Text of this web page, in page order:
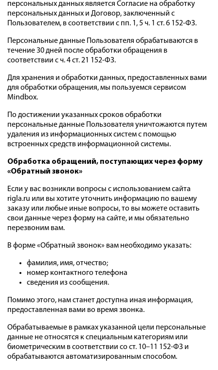
персональных данных является Согласие на обработку
персональных данных и Договор, заключенный с
Пользователем, в соответствии с пп. 1, 5 ч. 1 ст. 6 152-ФЗ.
Персональные данные Пользователя обрабатываются в
течение 30 дней после обработки обращения в
соответствии с ч. 4 ст. 21 152-ФЗ.
Для хранения и обработки данных, предоставленных вами
для обработки обращения, мы пользуемся сервисом
Mindbox.
По достижении указанных сроков обработки
персональные данные Пользователя уничтожаются путем
удаления из информационных систем с помощью
встроенных средств информационной системы.
Обработка обращений, поступающих через форму
«Обратный звонок»
Если у вас возникли вопросы с использованием сайта
rigla.ru или вы хотите уточнить информацию по вашему
заказу или любые иные вопросы, то вы можете оставить
свои данные через форму на сайте, и мы обязательно
перезвоним вам.
В форме «Обратный звонок» вам необходимо указать:
фамилия, имя, отчество;
номер контактного телефона
сведения из сообщения.
Помимо этого, нам станет доступна иная информация,
предоставленная вами во время звонка.
Обрабатываемые в рамках указанной цели персональные
данные не относятся к специальным категориям или
биометрическим в соответствии со ст. 10–11 152-ФЗ и
обрабатываются автоматизированным способом.